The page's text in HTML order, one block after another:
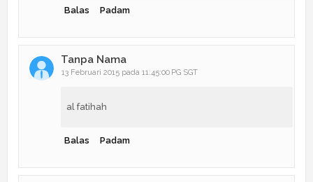
Balas Padam
Tanpa Nama
13 Februari 2015 pada 11:45:00 PG SGT
al fatihah
Balas Padam